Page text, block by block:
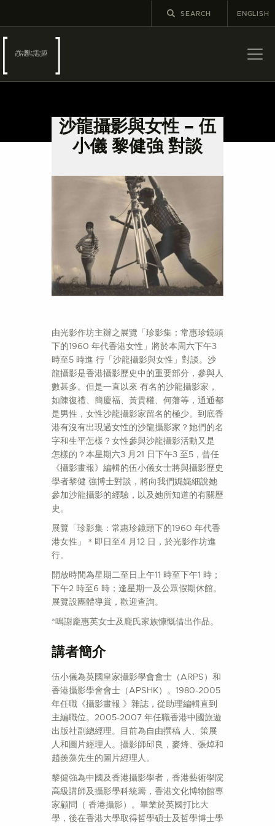
ENGLISH
沙龍攝影與女性 – 伍
小儀 黎健強 對談
最新消息
展覽
教育及外展
學校課程
更多攝影資訊
由光影作坊主辦之展覽「珍影集：常惠珍鏡頭
下的1960 年代香港女性」將於本周六下午3
時至5 時進 行「沙龍攝影與女性」對談。沙
龍攝影是香港攝影歷史中的重要部分，參與人
數甚多。但是一直以來 有名的沙龍攝影家，
如陳復禮、簡慶福、黃貴權、何藩等，通通都
是男性，女性沙龍攝影家留名的極少。到底香
港有沒有出現過女性的沙龍攝影家？她們的名
字和生平怎樣？女性參與沙龍攝影活動又是
怎樣的？本星期六3 月21 日下午3 至5，曾任
《攝影畫報》編輯的伍小儀女士將與攝影歷史
學者黎健 強博士對談，將向我們娓娓細說她
參加沙龍攝影的經驗，以及她所知道的有關歷
史。
展覽「珍影集：常惠珍鏡頭下的1960 年代香
港女性」＊即日至4 月12 日，於光影作坊進
行。
開放時間為星期二至日上午11 時至下午1 時；
下午2 時至6 時；逢星期一及公眾假期休館。
展覽設團體導賞，歡迎查詢。
*鳴謝龐惠英女士及龐氏家族慷慨借出作品。
講者簡介
伍小儀為英國皇家攝影學會會士（ARPS）和
香港攝影學會會士（APSHK）。1980-2005
年任職《攝影畫報 》雜誌，從助理編輯直到
主編職位。2005-2007 年任職香港中國旅遊
出版社副總經理。目前為自由撰稿 人、策展
人和圖片經理人。攝影師邱良，麥烽、張焯和
趙羨藻先生的圖片經理人。
黎健強為中國及香港攝影學者，香港藝術學院
高級講師及攝影學科統籌，香港文化博物館專
家顧問（ 香港攝影）。畢業於英國打比大
學，後在香港大學取得哲學碩士及哲學博士學